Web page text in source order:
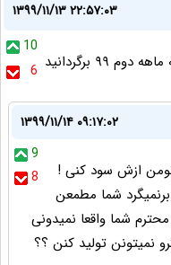
۱۳۹۹/۱۱/۱۳ ۲۲:۵۷:۰۳
10
6
۱۳۹۹/۱۱/۱۴ ۰۹:۱۷:۰۲
9
8
ازش سود کنی !
شما مطمعن
شما واقعا نمیدونی
نمیتونن تولید کنن ؟؟